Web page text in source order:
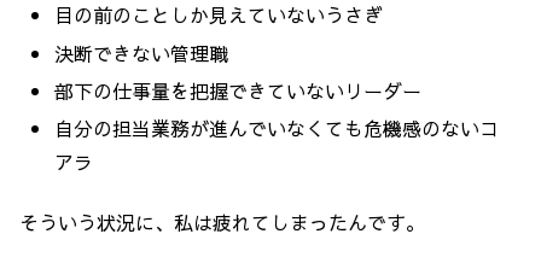
目の前のことしか見えていないうさぎ
決断できない管理職
部下の仕事量を把握できていないリーダー
自分の担当業務が進んでいなくても危機感のないコ
アラ
そういう状況に、私は疲れてしまったんです。